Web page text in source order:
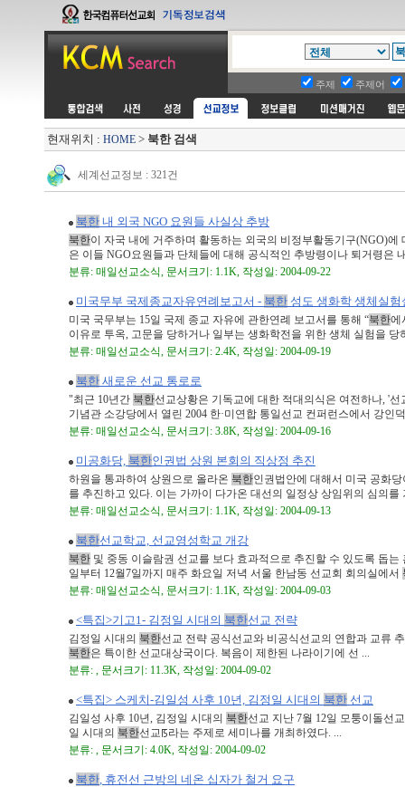
주제 주제어
현재위치 : HOME > 북한 검색
세계선교정보 : 321건
북한 내 외국 NGO 요원들 사실상 추방
북한이 자국 내에 거주하며 활동하는 외국의 비정부활동기구(NGO)
은 이들 NGO요원들과 단체들에 대해 공식적인 추방령이나 퇴거령은
분류: 매일선교소식, 문서크기: 1.1K, 작성일: 2004-09-22
미국무부 국제종교자유연례보고서 - 북한 성도 생화학 생체실험
미국 국무부는 15일 국제 종교 자유에 관한연례 보고서를 통해 “북한에
이유로 투옥, 고문을 당하거나 일부는 생화학전을 위한 생체 실험을 당
분류: 매일선교소식, 문서크기: 2.4K, 작성일: 2004-09-19
북한 새로운 선교 통로로
"최근 10년간 북한선교상황은 기독교에 대한 적대의식은 여전하나, '
기념관 소강당에서 열린 2004 한·미연합 통일선교 컨퍼런스에서 강인
분류: 매일선교소식, 문서크기: 3.8K, 작성일: 2004-09-16
미공화당, 북한인권법 상원 본회의 직상정 추진
하원을 통과하여 상원으로 올라온 북한인권법안에 대해서 미국 공화
를 추진하고 있다. 이는 가까이 다가온 대선의 일정상 상임위의 심의를
분류: 매일선교소식, 문서크기: 1.1K, 작성일: 2004-09-13
북한선교학교, 선교영성학교 개강
북한 및 중동 이슬람권 선교를 보다 효과적으로 추진할 수 있도록 돕
일부터 12월7일까지 매주 화요일 저녁 서울 한남동 선교회 회의실에서
분류: 매일선교소식, 문서크기: 1.1K, 작성일: 2004-09-03
<특집>기고1- 김정일 시대의 북한선교 전략
김정일 시대의 북한선교 전략 공식선교와 비공식선교의 연합과 교류
북한은 특이한 선교대상국이다. 복음이 제한된 나라이기에 선 ...
분류: , 문서크기: 11.3K, 작성일: 2004-09-02
<특집> 스케치-김일성 사후 10년, 김정일 시대의 북한 선교
김일성 사후 10년, 김정일 시대의 북한선교 지난 7월 12일 모퉁이돌선
일 시대의 북한선교ꡑ라는 주제로 세미나를 개최하였다. ...
분류: , 문서크기: 4.0K, 작성일: 2004-09-02
북한, 휴전선 근방의 네온 십자가 철거 요구